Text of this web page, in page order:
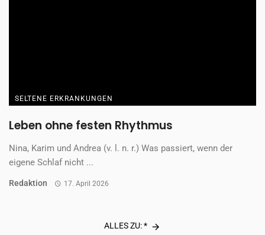
SELTENE ERKRANKUNGEN
Leben ohne festen Rhythmus
Nina, Karim und Andrea (v. l. n. r.) Was passiert, wenn der
eigene Schlaf nicht ...
Redaktion 17. April 2026
ALLES ZU: *